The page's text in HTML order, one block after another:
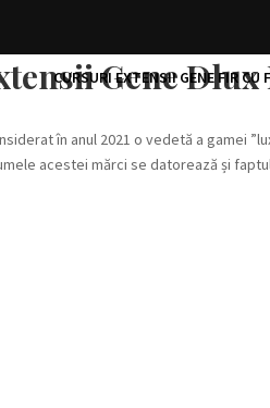
CURSURI EXTENSII GENE FIR CU
Gene
în anul 2021 o vedetă a gamei
acestei mărci se datorează și